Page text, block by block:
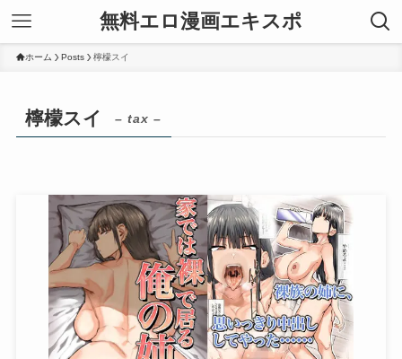
無料エロ漫画エキスポ
ホーム Posts 檸檬スイ
檸檬スイ – tax –